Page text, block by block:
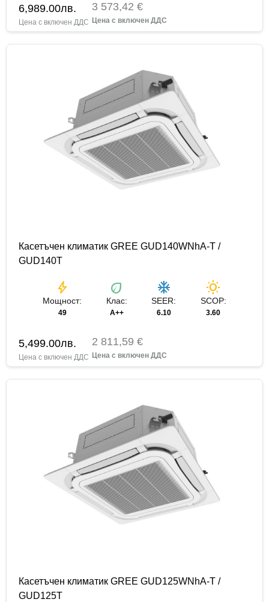
6,989.00лв. 3 573,42 €
Касетъчен климатик GREE GUD140WNhA-T /
GUD140T
bolt
Мощност:
49
eco
Клас:
A++
ac_unit
SEER:
6.10
wb_sunny
SCOP:
3.60
5,499.00лв. 2 811,59 €
Касетъчен климатик GREE GUD125WNhA-T /
GUD125T